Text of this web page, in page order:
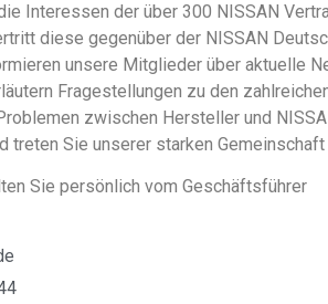
Interessen der über 300 NISSAN
diese gegenüber der NISSAN
unsere Mitglieder über aktuelle
Fragestellungen zu den
zwischen Hersteller und
treten Sie unserer starken Gemeinschaft
Sie persönlich vom Geschäftsführer